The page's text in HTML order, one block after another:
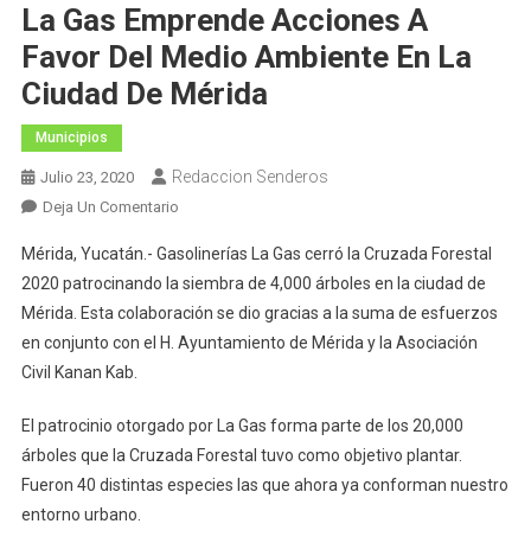
La Gas Emprende Acciones A
Favor Del Medio Ambiente En La
Ciudad De Mérida
Municipios
Julio 23, 2020 Redaccion Senderos
Deja Un ComentarioEn
Gas
Emprende
Acciones
A
Medio
Ambiente
En
Mérida, Yucatán.- Gasolinerías La Gas cerró la Cruzada Forestal
2020 patrocinando la siembra de 4,000 árboles en la ciudad de
Mérida. Esta colaboración se dio gracias a la suma de esfuerzos
en conjunto con el H. Ayuntamiento de Mérida y la Asociación
Civil Kanan Kab.
El patrocinio otorgado por La Gas forma parte de los 20,000
árboles que la Cruzada Forestal tuvo como objetivo plantar.
Fueron 40 distintas especies las que ahora ya conforman nuestro
entorno urbano.